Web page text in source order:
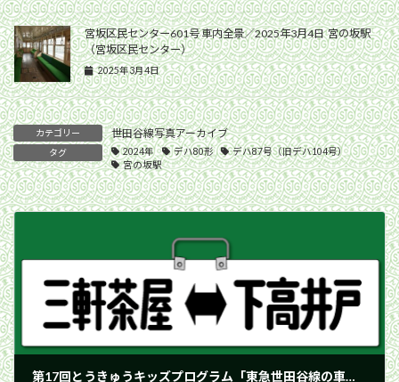
宮坂区民センター601号 車内全景／2025年3月4日 宮の坂駅
（宮坂区民センター）
2025年3月4日
カテゴリー 世田谷線写真アーカイブ
タグ 2024年 デハ80形
デハ87号（旧デハ104号）
宮の坂駅
第17回とうきゅうキッズプログラム「東急世田谷線の車庫を見学しよう！」が開催